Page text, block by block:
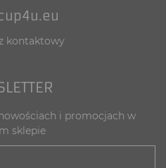
kontaktowy
i promocjach w
sklepie